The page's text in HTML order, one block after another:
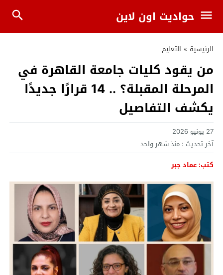
حواديت اون لاين
الرئيسية » التعليم
من يقود كليات جامعة القاهرة في
المرحلة المقبلة؟ .. 14 قرارًا جديدًا
يكشف التفاصيل
27 يونيو 2026
آخر تحديث : منذ شهر واحد
كتب: عماد جبر